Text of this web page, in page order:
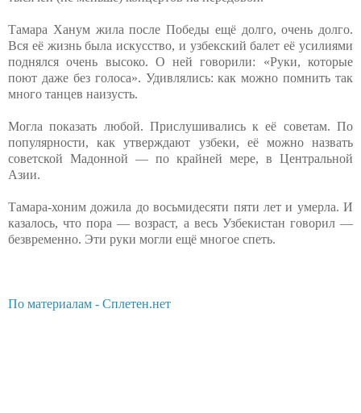
Тамара Ханум жила после Победы ещё долго, очень долго.
Вся её жизнь была искусство, и узбекский балет её усилиями
поднялся очень высоко. О ней говорили: «Руки, которые
поют даже без голоса». Удивлялись: как можно помнить так
много танцев наизусть.
Могла показать любой. Прислушивались к её советам. По
популярности, как утверждают узбеки, её можно назвать
советской Мадонной — по крайней мере, в Центральной
Азии.
Тамара-хоним дожила до восьмидесяти пяти лет и умерла. И
казалось, что пора — возраст, а весь Узбекистан говорил —
безвременно. Эти руки могли ещё многое спеть.
По материалам - Сплетен.нет